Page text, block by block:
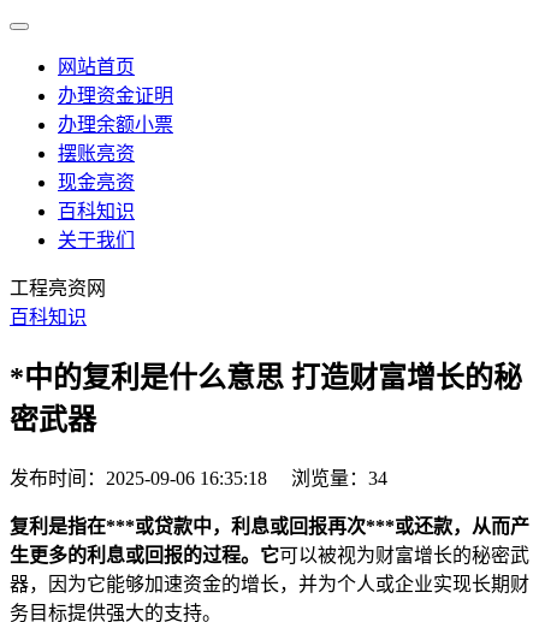
网站首页
办理资金证明
办理余额小票
摆账亮资
现金亮资
百科知识
关于我们
工程亮资网
百科知识
*中的复利是什么意思 打造财富增长的秘
密武器
发布时间：2025-09-06 16:35:18 浏览量：34
复利是指在***或贷款中，利息或回报再次***或还款，从而产
生更多的利息或回报的过程。它可以被视为财富增长的秘密武
器，因为它能够加速资金的增长，并为个人或企业实现长期财
务目标提供强大的支持。